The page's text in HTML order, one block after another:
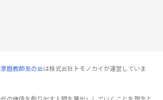
庭教師友の会は株式会社トモノカイが運営していま